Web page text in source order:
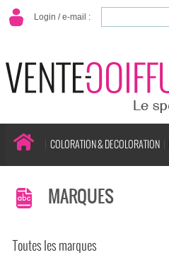
Login / e-mail :
COLORATION & DECOLORATION
MARQUES
Toutes les marques